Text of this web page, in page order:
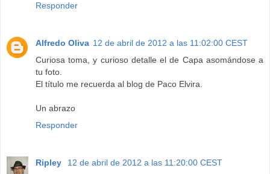
Responder
Alfredo Oliva 12 de abril de 2012 a las 11:02:00 CEST
Curiosa toma, y curioso detalle el de Capa asomándose a
tu foto.
El título me recuerda al blog de Paco Elvira.
Un abrazo
Responder
Ripley
12 de abril de 2012 a las 11:20:00 CEST